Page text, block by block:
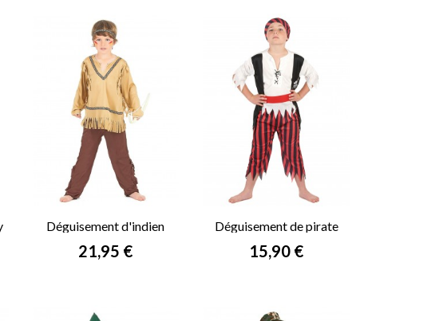
Déguisement d'indien
garçon
Prix
21,95 €
Déguisement de pirate
garçon
Prix
15,90 €